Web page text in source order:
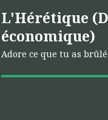
L'Hérétique
économique)
Adore ce que tu as